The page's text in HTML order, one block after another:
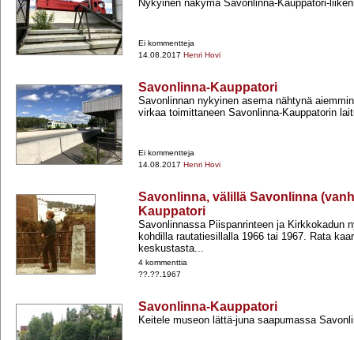
Nykyinen näkymä Savonlinna-​Kauppatori-​
Ei kommentteja
14.08.2017 Henri Hovi
Savonlinna-Kauppatori
Savonlinnan nykyinen asema nähtynä
virkaa toimittaneen Savonlinna-​Kauppatorin
Ei kommentteja
14.08.2017 Henri Hovi
Savonlinna, välillä Savonlinna
Kauppatori
Savonlinnassa Piispanrinteen ja Kirkkokadun
kohdilla rautatiesillalla 1966 tai 1967. Rata
keskustasta...
4 kommenttia
??.??.1967
Savonlinna-Kauppatori
Keitele museon lättä-​juna saapumassa